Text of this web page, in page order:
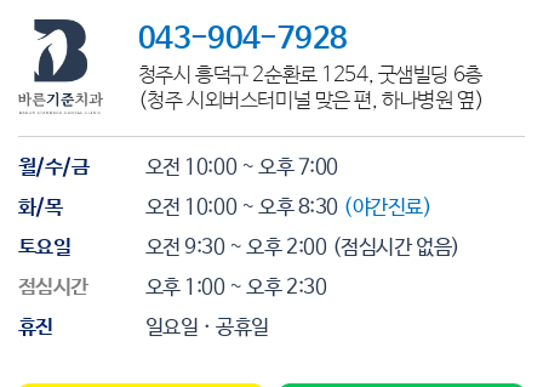
043-904-7928
청주시 흥덕구 2순환로 1254, 굿샘빌딩 6층
(청주 시외버스터미널 맞은 편, 하나병원 옆)
월/수/금
오전 10:00 ~ 오후 7:00
화/목
오전 10:00 ~ 오후 8:30 (야간진료)
토요일
오전 9:30 ~ 오후 2:00 (점심시간 없음)
점심시간
오후 1:00 ~ 오후 2:30
휴진
일요일 · 공휴일